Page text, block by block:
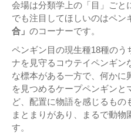
会場は分類学上の「目」ごと
でも注目してほしいのはペン
合」 のコーナーです。
ペンギン目の現生種18種のう
ナを見守るコウテイペンギン
な標本がある一方で、何かに
を見つめるケープペンギンと
ど、配置に物語を感じるもの
まとまりがあり、まるで動物
す。